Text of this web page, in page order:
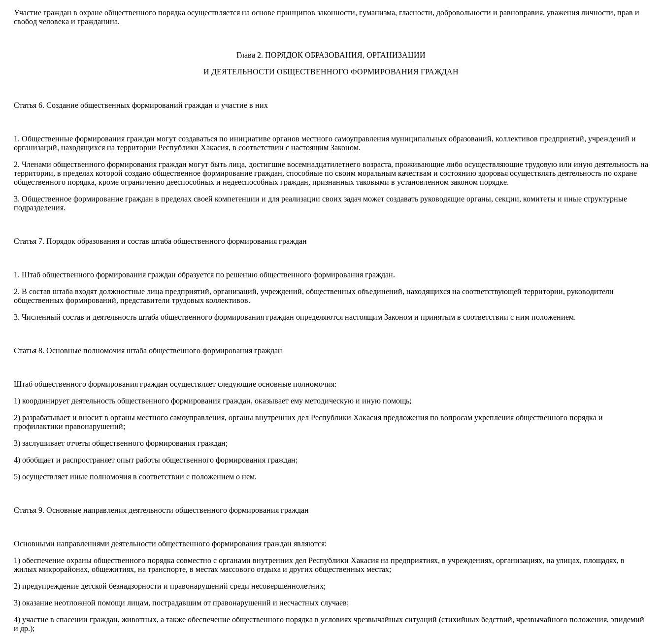
Участие граждан в охране общественного порядка осуществляется на основе принципов законности, гуманизма, гласности, добровольности и равноправия, уважения личности, прав и
свобод человека и гражданина.
Глава 2. ПОРЯДОК ОБРАЗОВАНИЯ, ОРГАНИЗАЦИИ
И ДЕЯТЕЛЬНОСТИ ОБЩЕСТВЕННОГО ФОРМИРОВАНИЯ ГРАЖДАН
Статья 6. Создание общественных формирований граждан и участие в них
1. Общественные формирования граждан могут создаваться по инициативе органов местного самоуправления муниципальных образований, коллективов предприятий, учреждений и
организаций, находящихся на территории Республики Хакасия, в соответствии с настоящим Законом.
2. Членами общественного формирования граждан могут быть лица, достигшие восемнадцатилетнего возраста, проживающие либо осуществляющие трудовую или иную деятельность на
территории, в пределах которой создано общественное формирование граждан, способные по своим моральным качествам и состоянию здоровья осуществлять деятельность по охране
общественного порядка, кроме ограниченно дееспособных и недееспособных граждан, признанных таковыми в установленном законом порядке.
3. Общественное формирование граждан в пределах своей компетенции и для реализации своих задач может создавать руководящие органы, секции, комитеты и иные структурные
подразделения.
Статья 7. Порядок образования и состав штаба общественного формирования граждан
1. Штаб общественного формирования граждан образуется по решению общественного формирования граждан.
2. В состав штаба входят должностные лица предприятий, организаций, учреждений, общественных объединений, находящихся на соответствующей территории, руководители
общественных формирований, представители трудовых коллективов.
3. Численный состав и деятельность штаба общественного формирования граждан определяются настоящим Законом и принятым в соответствии с ним положением.
Статья 8. Основные полномочия штаба общественного формирования граждан
Штаб общественного формирования граждан осуществляет следующие основные полномочия:
1) координирует деятельность общественного формирования граждан, оказывает ему методическую и иную помощь;
2) разрабатывает и вносит в органы местного самоуправления, органы внутренних дел Республики Хакасия предложения по вопросам укрепления общественного порядка и
профилактики правонарушений;
3) заслушивает отчеты общественного формирования граждан;
4) обобщает и распространяет опыт работы общественного формирования граждан;
5) осуществляет иные полномочия в соответствии с положением о нем.
Статья 9. Основные направления деятельности общественного формирования граждан
Основными направлениями деятельности общественного формирования граждан являются:
1) обеспечение охраны общественного порядка совместно с органами внутренних дел Республики Хакасия на предприятиях, в учреждениях, организациях, на улицах, площадях, в
жилых микрорайонах, общежитиях, на транспорте, в местах массового отдыха и других общественных местах;
2) предупреждение детской безнадзорности и правонарушений среди несовершеннолетних;
3) оказание неотложной помощи лицам, пострадавшим от правонарушений и несчастных случаев;
4) участие в спасении граждан, животных, а также обеспечение общественного порядка в условиях чрезвычайных ситуаций (стихийных бедствий, чрезвычайного положения, эпидемий
и др.);